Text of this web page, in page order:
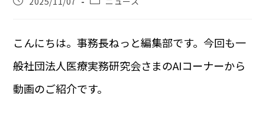
こんにちは。事務長ねっと編集部です。今回も一
般社団法人医療実務研究会さまのAIコーナーから
動画のご紹介です。